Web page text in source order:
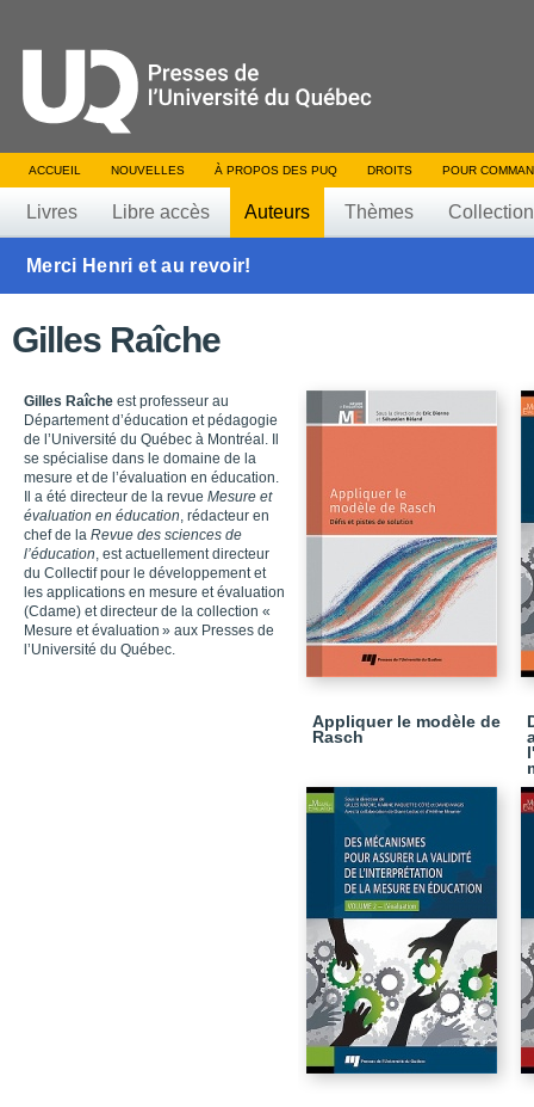
ACCUEIL NOUVELLES À PROPOS DES PUQ DROITS POUR
Livres Libre accès Auteurs Thèmes
Merci Henri et au revoir!
Gilles Raîche
Gilles Raîche est professeur au
Département d’éducation et pédagogie
de l’Université du Québec à Montréal. Il
se spécialise dans le domaine de la
mesure et de l’évaluation en éducation.
Il a été directeur de la revue Mesure et
évaluation en éducation, rédacteur en
chef de la Revue des sciences de
l’éducation, est actuellement directeur
du Collectif pour le développement et
les applications en mesure et évaluation
(Cdame) et directeur de la collection «
Mesure et évaluation » aux Presses de
l’Université du Québec.
Appliquer le modèle de
Rasch